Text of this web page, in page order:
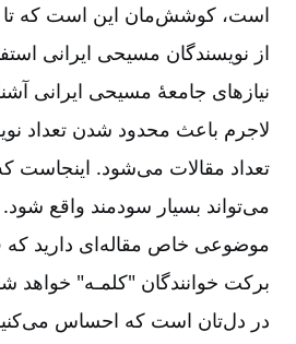
است، کوشش‌مان این است که تا
از نویسندگان مسیحی ایرانی
نیازهای جامعۀ مسیحی ایرانی
لاجرم باعث محدود شدن تعداد
تعداد مقالات می‌شود. اینجاست
می‌تواند بسیار سودمند واقع شود.
موضوعی خاص مقاله‌ای دارید که
برکت خوانندگان "کلمـه" خواهد
در دل‌تان است که احساس می‌کنید